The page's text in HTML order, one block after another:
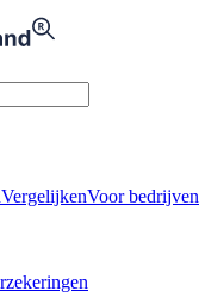
VergelijkenVoor bedrijven